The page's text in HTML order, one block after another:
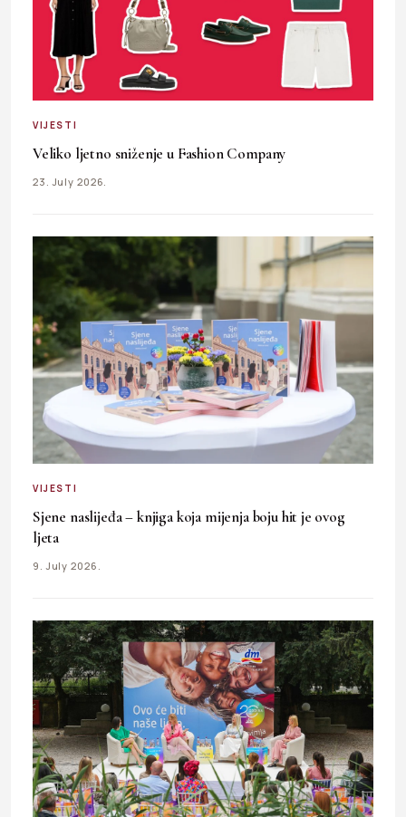
VIJESTI
Veliko ljetno sniženje u Fashion Company
23. July 2026.
VIJESTI
Sjene naslijeđa – knjiga koja mijenja boju hit je ovog
ljeta
9. July 2026.